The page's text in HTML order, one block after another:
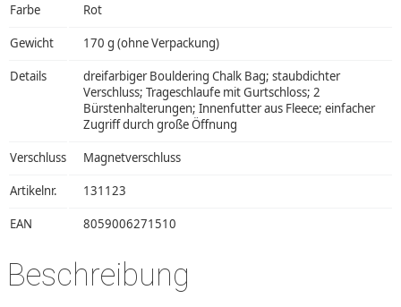
Farbe Rot
Gewicht 170 g (ohne Verpackung)
Details
dreifarbiger Bouldering Chalk Bag; staubdichter
Verschluss; Trageschlaufe mit Gurtschloss; 2
Bürstenhalterungen; Innenfutter aus Fleece; einfacher
Zugriff durch große Öffnung
Verschluss Magnetverschluss
Artikelnr. 131123
EAN 8059006271510
Beschreibung